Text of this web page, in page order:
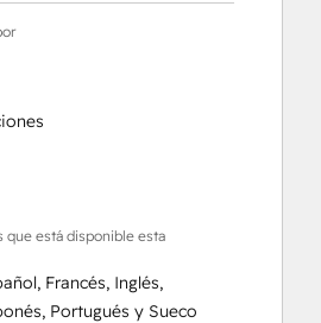
que está disponible esta
, Francés, Inglés,
, Portugués y Sueco